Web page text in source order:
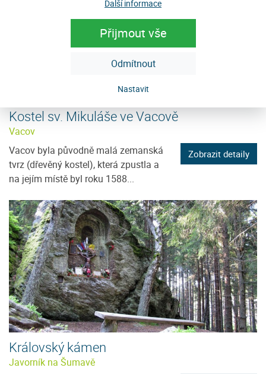
Další informace
Přijmout vše
Odmítnout
Nastavit
Kostel sv. Mikuláše ve Vacově
Vacov
Vacov byla původně malá zemanská
tvrz (dřevěný kostel), která zpustla a
na jejím místě byl roku 1588...
Zobrazit detaily
Královský kámen
Javorník na Šumavě